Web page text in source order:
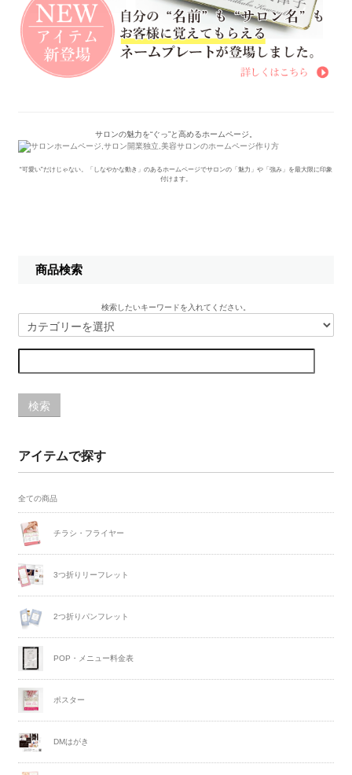
サロンの魅力を“ぐっ”と高めるホームページ。
“可愛い”だけじゃない。「しなやかな動き」のあるホームページでサロンの「魅力」や「強み」を最大限に印象
付けます。
商品検索
検索したいキーワードを入れてください。
検索
アイテムで探す
全ての商品
チラシ・フライヤー
3つ折りリーフレット
2つ折りパンフレット
POP・メニュー料金表
ポスター
DMはがき